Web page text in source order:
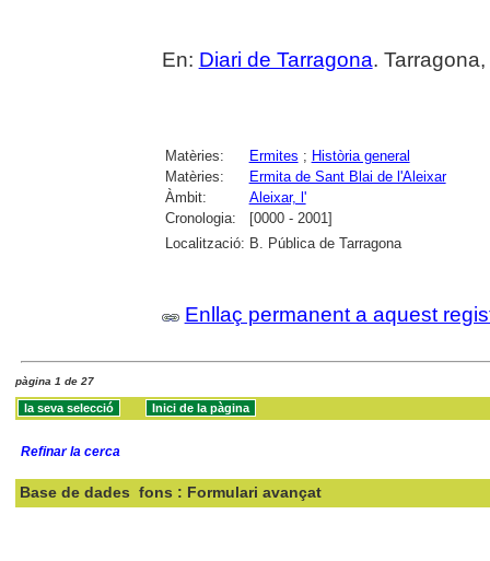
En: Diari de Tarragona.
Matèries: Ermites ; Història general
Matèries:
Ermita de Sant Blai de l'Aleixar
Àmbit:
Aleixar, l'
Cronologia:
[0000 - 2001]
Localització: B. Pública de Tarragona
Enllaç permanent a aquest
pàgina 1 de 27
Refinar la cerca
Base de dades fons : Formulari avançat